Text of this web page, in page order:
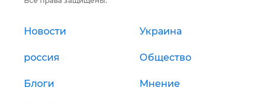
Новости Украина
россия Общество
Блоги Мнение